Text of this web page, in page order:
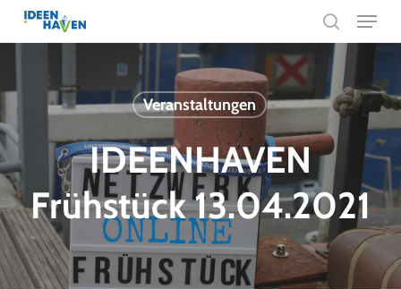
Skip
to
content
search
Menu
Veranstaltungen
IDEENHAVEN
Frühstück 13.04.2021